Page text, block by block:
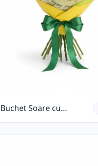
Buchet Soare cu
Crizanteme Galbene și